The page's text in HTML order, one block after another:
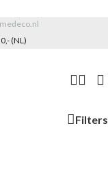
(NL)
Filters